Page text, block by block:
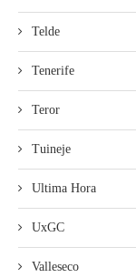
Telde
Tenerife
Teror
Tuineje
Ultima Hora
UxGC
Valleseco